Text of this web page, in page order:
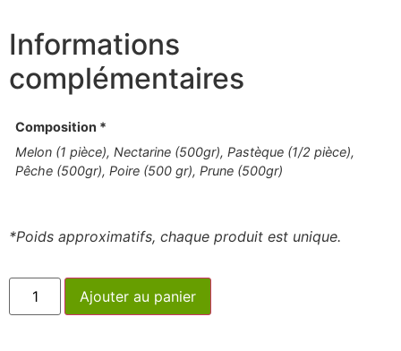
Informations
complémentaires
Composition *
Melon (1 pièce), Nectarine (500gr), Pastèque (1/2 pièce),
Pêche (500gr), Poire (500 gr), Prune (500gr)
*Poids approximatifs, chaque produit est unique.
Ajouter au panier